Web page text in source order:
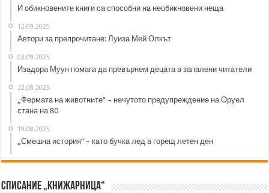
И обикновените книги са способни на необикновени неща
12.09.2025
Автори за препрочитане: Луиза Мей Олкът
03.09.2025
Изадора Муун помага да превърнем децата в запалени читатели
22.08.2025
„Фермата на животните“ – нечутото предупреждение на Оруел
стана на 80
19.08.2025
„Смешна история“ – като бучка лед в горещ летен ден
Списание „Книжарница“